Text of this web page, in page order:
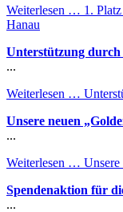
Weiterlesen … 1.
Hanau
Unterstützung
...
Weiterlesen …
Unsere neuen
...
Weiterlesen … Unsere
Spendenaktion für
...